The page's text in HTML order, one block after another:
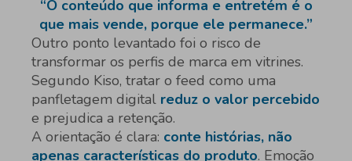
“O conteúdo que informa e entretém é o
que mais vende, porque ele permanece.”
Outro ponto levantado foi o risco de
transformar os perfis de marca em vitrines.
Segundo Kiso, tratar o feed como uma
panfletagem digital reduz o valor percebido
e prejudica a retenção.
A orientação é clara: conte histórias, não
apenas características do produto. Emoção